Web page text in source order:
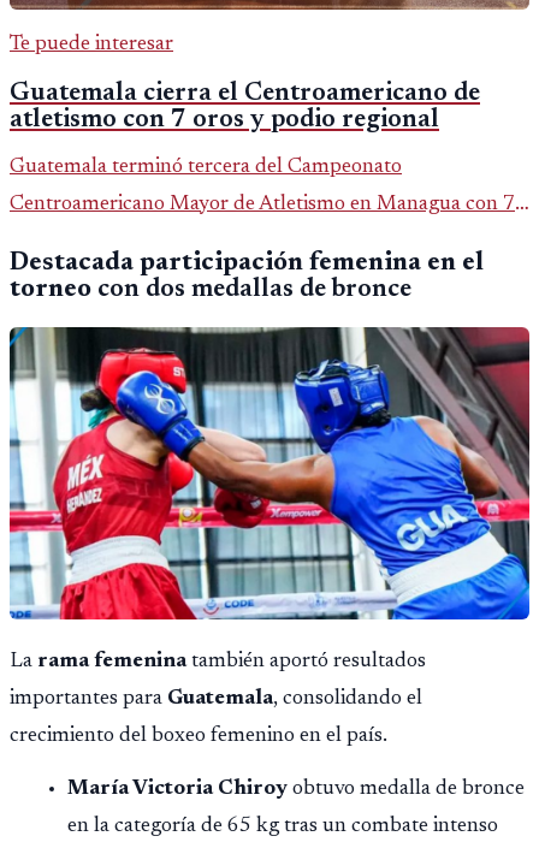
Te puede interesar
Guatemala cierra el Centroamericano de
atletismo con 7 oros y podio regional
Guatemala terminó tercera del Campeonato
Centroamericano Mayor de Atletismo en Managua con 7
CDAG.
Destacada participación femenina en el
torneo con dos medallas de bronce
La rama femeninatambién aportó resultados
importantes para Guatemala, consolidando el
crecimiento del boxeo femenino en el país.
María Victoria Chiroy obtuvo medalla de bronce
en la categoría de 65 kg tras un combate intenso